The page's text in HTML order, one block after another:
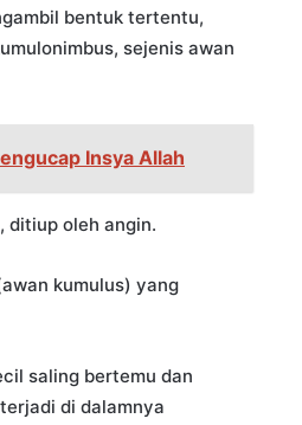
bentuk tertentu,
sejenis awan
Insya Allah
ditiup oleh angin.
kumulus) yang
saling bertemu dan
di dalamnya